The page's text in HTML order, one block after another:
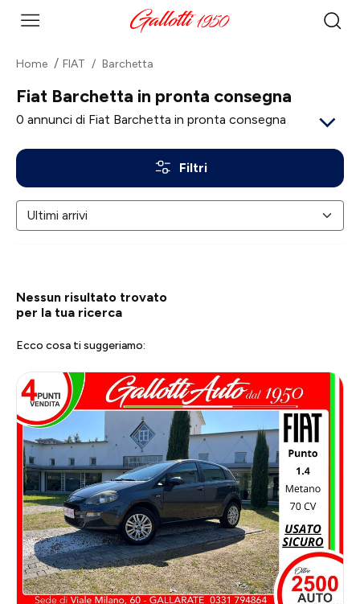
Home FIAT Barchetta
Fiat Barchetta in pronta consegna
0 annunci di Fiat Barchetta in pronta consegna
Filtri
Nessun risultato trovato
per la tua ricerca
Ecco cosa ti suggeriamo: